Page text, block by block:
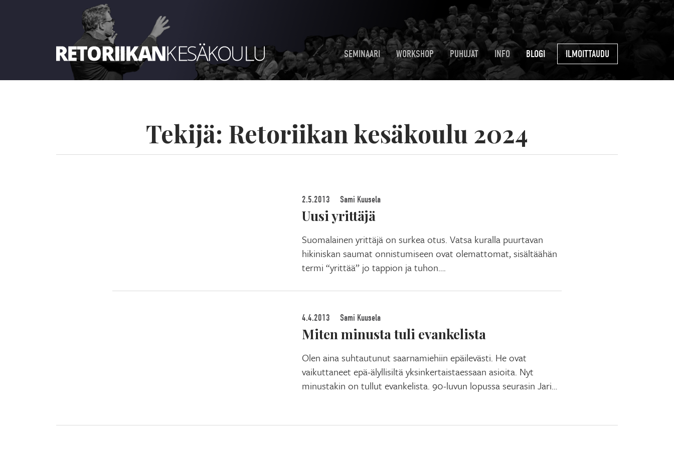
SEMINAARI WORKSHOP PUHUJAT INFO BLOGI ILMOITTAUDU
Tekijä: Retoriikan kesäkoulu 2024
2.5.2013 Sami Kuusela
Uusi yrittäjä
Suomalainen yrittäjä on surkea otus. Vatsa kuralla puurtavan
hikiniskan saumat onnistumiseen ovat olemattomat, sisältäähän
termi “yrittää” jo tappion ja tuhon….
4.4.2013 Sami Kuusela
Miten minusta tuli evankelista
Olen aina suhtautunut saarnamiehiin epäilevästi. He ovat
vaikuttaneet epä-älyllisiltä yksinkertaistaessaan asioita. Nyt
minustakin on tullut evankelista. 90-luvun lopussa seurasin Jari…